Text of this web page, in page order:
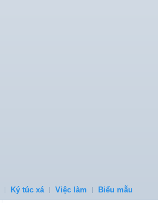
Ký túc xá Việc làm Biểu mẫu